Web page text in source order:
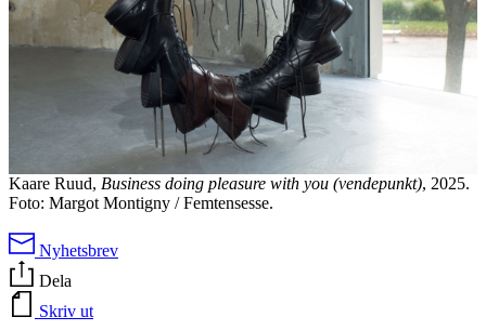
Kaare Ruud, Business doing pleasure with you (vendepunkt), 2025.
Foto: Margot Montigny / Femtensesse.
Nyhetsbrev
Dela
Skriv ut